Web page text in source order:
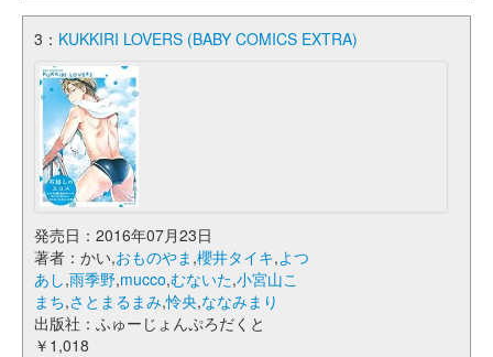
3： KUKKIRI LOVERS (BABY COMICS EXTRA)
発売日：2016年07月23日
著者：かい,おものやま ,櫻井タイキ,よつ
あし,雨季野,mucco,むないた,小宮山こ
まち,さとまるまみ,怜央,ななみまり
出版社：ふゅーじょんぷろだくと
￥1,018